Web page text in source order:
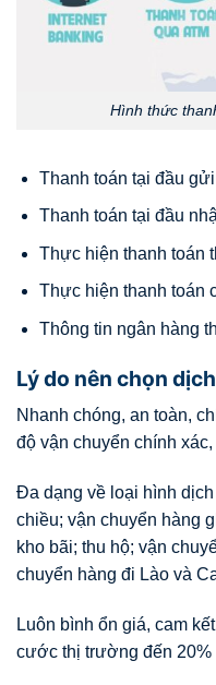
Hình thức
Thanh toán tại đầu
Thanh toán tại đầu
Thực hiện thanh toán
Thực hiện thanh toán
Thông tin ngân hàng
Lý do nên chọn
Nhanh chóng, an toàn,
độ vận chuyển chính
Đa dạng về loại hình
chiều; vận chuyển hàng
kho bãi; thu hộ; vận
chuyển hàng đi Lào và
Luôn bình ổn giá, cam
cước thị trường đến 20%